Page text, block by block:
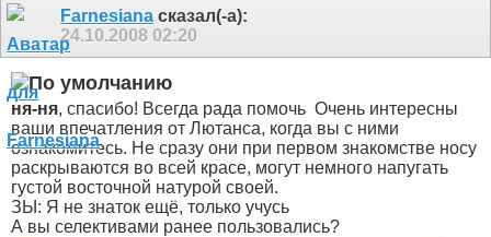
Farnesiana сказал(-а):
24.10.2008 02:20
ня-ня, спасибо! Всегда рада помочь Очень интересны
ваши впечатления от Лютанса, когда вы с ними
ознакомитесь. Не сразу они при первом знакомстве носу
раскрываются во всей красе, могут немного напугать
густой восточной натурой своей.
ЗЫ: Я не знаток ещё, только учусь
А вы селективами ранее пользовались?